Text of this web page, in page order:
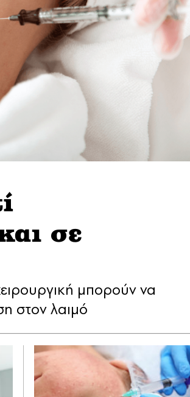
σε
μπορούν να
στον λαιμό